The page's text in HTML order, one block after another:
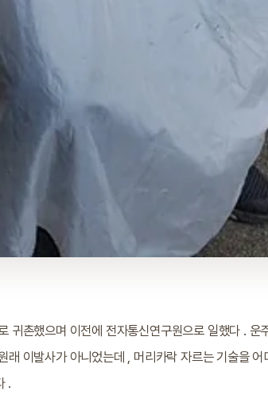
귀촌했으며 이전에 전자통신연구원으로 일했다 . 운
래 이발사가 아니었는데 , 머리카락 자르는 기술을
.